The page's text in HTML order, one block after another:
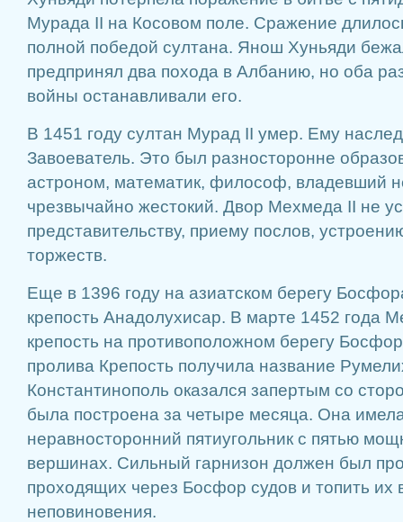
Мурада II на Косовом поле. Сражение
полной победой султана. Янош Хуньяди
предпринял два похода в Албанию, но оба
войны останавливали его.
В 1451 году султан Мурад II умер. Ему
Завоеватель. Это был разносторонне
астроном, математик, философ, владевший
чрезвычайно жестокий. Двор Мехмеда II не
представительству, приему послов,
торжеств.
Еще в 1396 году на азиатском берегу
крепость Анадолухисар. В марте 1452 года
крепость на противоположном берегу
пролива Крепость получила название
Константинополь оказался запертым со
была построена за четыре месяца. Она
неравносторонний пятиугольник с пятью
вершинах. Сильный гарнизон должен был
проходящих через Босфор судов и топить их
неповиновения.